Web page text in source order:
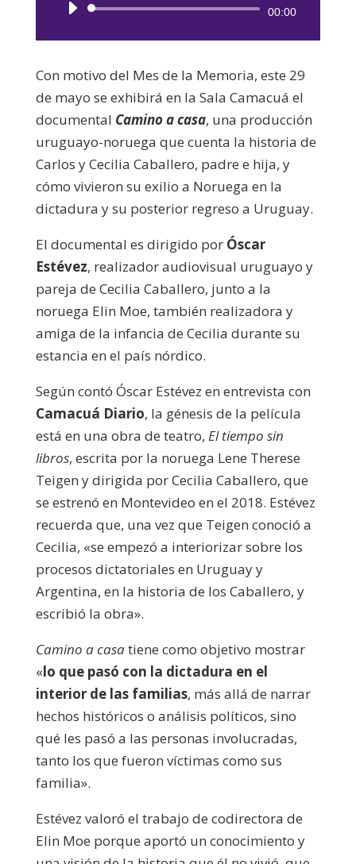
Reproductor
00:00
Con motivo del Mes de la Memoria, este 29
de mayo se exhibirá en la Sala Camacuá el
documental Camino a casa, una producción
uruguayo-noruega que cuenta la historia de
Carlos y Cecilia Caballero, padre e hija, y
cómo vivieron su exilio a Noruega en la
dictadura y su posterior regreso a Uruguay.
El documental es dirigido por Óscar
Estévez, realizador audiovisual uruguayo y
pareja de Cecilia Caballero, junto a la
noruega Elin Moe, también realizadora y
amiga de la infancia de Cecilia durante su
estancia en el país nórdico.
Según contó Óscar Estévez en entrevista con
Camacuá Diario, la génesis de la película
está en una obra de teatro, El tiempo sin
libros, escrita por la noruega Lene Therese
Teigen y dirigida por Cecilia Caballero, que
se estrenó en Montevideo en el 2018. Estévez
recuerda que, una vez que Teigen conoció a
Cecilia, «se empezó a interiorizar sobre los
procesos dictatoriales en Uruguay y
Argentina, en la historia de los Caballero, y
escribió la obra».
Camino a casatiene como objetivo mostrar
«lo que pasó con la dictadura en el
interior de las familias, más allá de narrar
hechos históricos o análisis políticos, sino
qué les pasó a las personas involucradas,
tanto los que fueron víctimas como sus
familia».
Estévez valoró el trabajo de codirectora de
Elin Moe porque aportó un conocimiento y